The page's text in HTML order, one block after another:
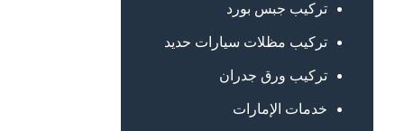
تركيب جبس بورد
تركيب مظلات سيارات حديد
تركيب ورق جدران
خدمات الإمارات